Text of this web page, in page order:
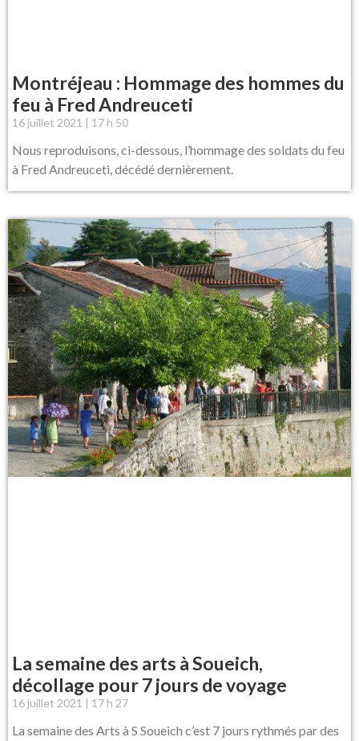
Montréjeau : Hommage des hommes du
feu à Fred Andreuceti
16 juillet 2021 17 h 50
Nous reproduisons, ci-dessous, l’hommage des soldats du feu
à Fred Andreuceti, décédé dernièrement.
La semaine des arts à Soueich,
décollage pour 7 jours de voyage
16 juillet 2021 17 h 27
La semaine des Arts à S Soueich c’est 7 jours rythmés par des